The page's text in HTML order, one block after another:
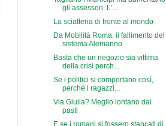
gli assessori. L'...
La sciatteria di fronte al mondo
Da Mobilità Roma: il fallimento del
sistema Alemanno
Basta che un negozio sia vittima
della crisi perch...
Se i politici si comportano così,
perchè i ragazzi...
Via Giulia? Meglio lontano dai
pasti
E se i romani si fossero stancati di